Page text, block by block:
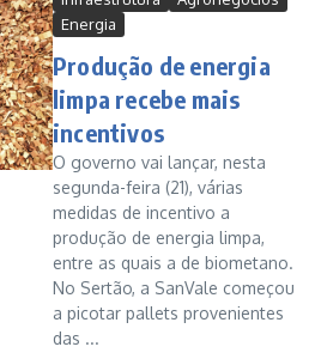
Energia
Produção de energia
limpa recebe mais
incentivos
O governo vai lançar, nesta
segunda-feira (21), várias
medidas de incentivo a
produção de energia limpa,
entre as quais a de biometano.
No Sertão, a SanVale começou
a picotar pallets provenientes
das ...